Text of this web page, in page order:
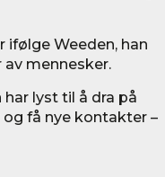
Weeden, han
mennesker.
lyst til å dra på
få nye kontakter –